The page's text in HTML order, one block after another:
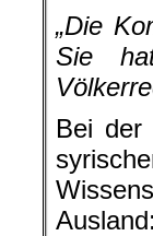
„Die
Sie
Bei der
Ausland: